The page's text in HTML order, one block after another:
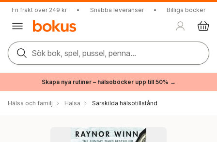
Fri frakt över 249 kr • Snabba leveranser • Billiga böcker
Sök bok, spel, pussel, penna...
Skapa nya rutiner – hälsoböcker upp till 50% →
Hälsa och familj Hälsa Särskilda hälsotillstånd